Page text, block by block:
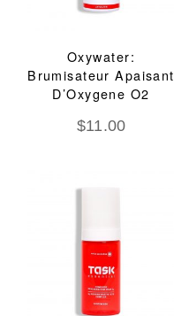
Oxywater:
Brumisateur Apaisant
D’Oxygene O2
$11.00